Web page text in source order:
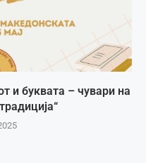
и буквата – чувари на